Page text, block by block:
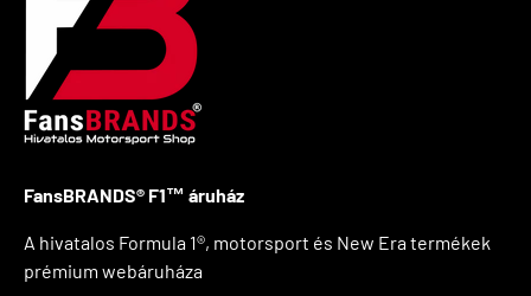
FansBRANDS® F1™ áruház
A hivatalos Formula 1®, motorsport és New Era termékek
prémium webáruháza